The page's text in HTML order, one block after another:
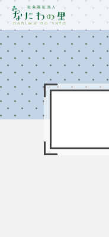
トップ
法人概要/アクセス
こども/相談支援